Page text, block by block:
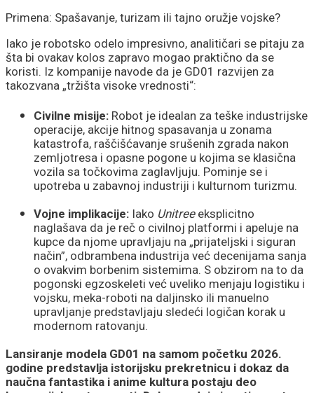
Primena: Spašavanje, turizam ili tajno oružje vojske?
Iako je robotsko odelo impresivno, analitičari se pitaju za
šta bi ovakav kolos zapravo mogao praktično da se
koristi. Iz kompanije navode da je GD01 razvijen za
takozvana „tržišta visoke vrednosti“:
Civilne misije: Robot je idealan za teške industrijske
operacije, akcije hitnog spasavanja u zonama
katastrofa, raščišćavanje srušenih zgrada nakon
zemljotresa i opasne pogone u kojima se klasična
vozila sa točkovima zaglavljuju. Pominje se i
upotreba u zabavnoj industriji i kulturnom turizmu.
Vojne implikacije: Iako Unitreeeksplicitno
naglašava da je reč o civilnoj platformi i apeluje na
kupce da njome upravljaju na „prijateljski i siguran
način”, odbrambena industrija već decenijama sanja
o ovakvim borbenim sistemima. S obzirom na to da
pogonski egzoskeleti već uveliko menjaju logistiku i
vojsku, meka-roboti na daljinsko ili manuelno
upravljanje predstavljaju sledeći logičan korak u
modernom ratovanju.
Lansiranje modela GD01 na samom početku 2026.
godine predstavlja istorijsku prekretnicu i dokaz da
naučna fantastika i anime kultura postaju deo